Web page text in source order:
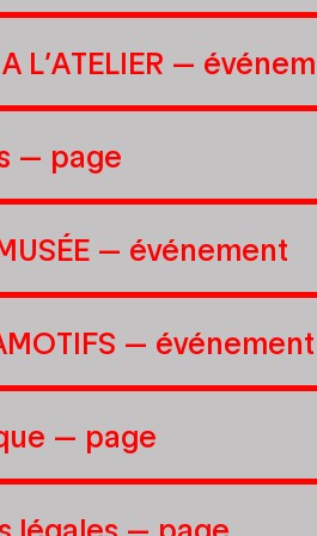
L’ATELIER —
— page
— événement
— événement
— page
légales — page